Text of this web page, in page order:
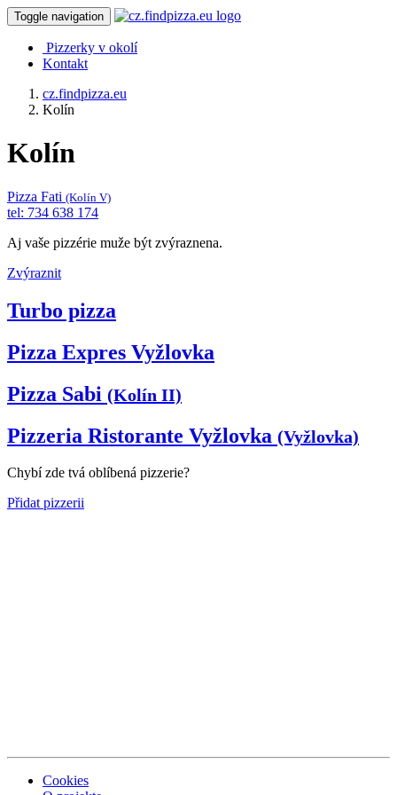
Toggle navigation
Pizzerky v okolí
Kontakt
cz.findpizza.eu
Kolín
Kolín
Pizza Fati (Kolín V)
tel: 734 638 174
Aj vaše pizzérie muže být zvýraznena.
Zvýraznit
Turbo pizza
Pizza Expres Vyžlovka
Pizza Sabi (Kolín II)
Pizzeria Ristorante Vyžlovka (Vyžlovka)
Chybí zde tvá oblíbená pizzerie?
Přidat pizzerii
Cookies